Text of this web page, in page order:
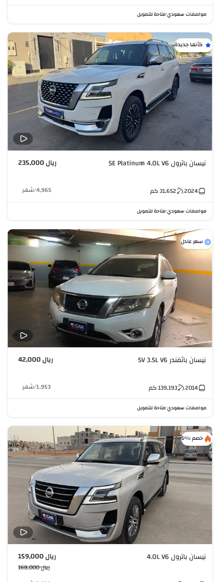
مواصفات سعودي•متاحة للتمويل
كأنها جديدة
نيسان باترول SE Platinum 4.0L V6 ريال 235,000
2024
31,652كم 4,965
/شهر
مواصفات سعودي•متاحة للتمويل
سعر عادل
نيسان باثفندر SV 3.5L V6 ريال 42,000
2014
139,193كم 1,953
/شهر
مواصفات سعودي•متاحة للتمويل
خصم %5
نيسان باترول 4.0L V6 ريال 159,000
ريال 168,000